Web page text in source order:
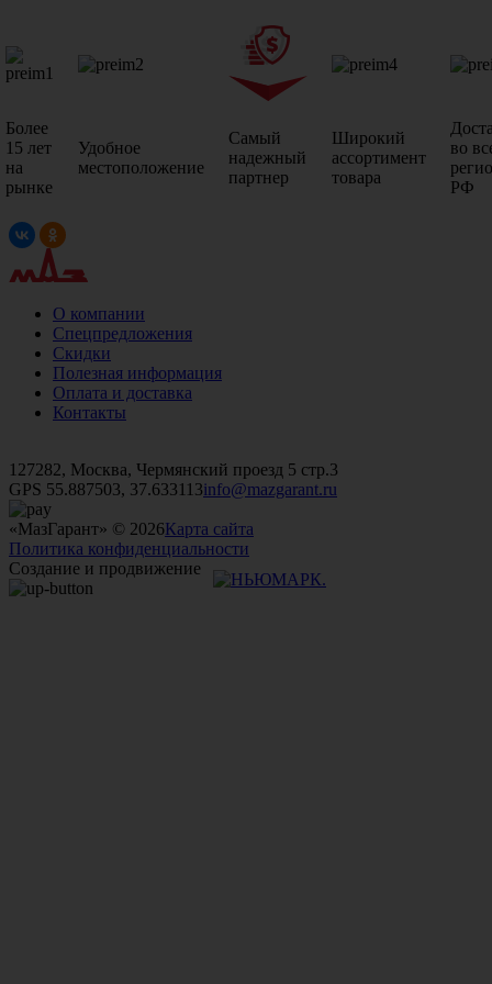
Более
15 лет
на
рынке
Удобное
местоположение
Самый
надежный
партнер
Широкий
ассортимент
товара
во
РФ
О компании
Спецпредложения
Скидки
Полезная информация
Оплата и доставка
Контакты
127282, Москва, Чермянский проезд 5 стр.3
GPS 55.887503, 37.633113info@mazgarant.ru
«МазГарант» © 2026Карта сайта
Политика конфиденциальности
Создание и продвижение